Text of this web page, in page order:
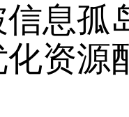
息孤
资源